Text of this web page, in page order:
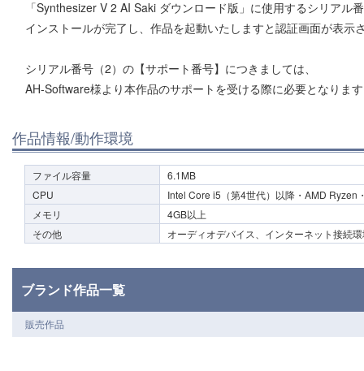
「Synthesizer V 2 AI Saki ダウンロード版」に使用するシリアル
インストールが完了し、作品を起動いたしますと認証画面が表示
シリアル番号（2）の【サポート番号】につきましては、
AH-Software様より本作品のサポートを受ける際に必要となりま
作品情報/動作環境
ファイル容量
6.1MB
CPU
Intel Core i5（第4世代）以降・AMD Ryzen
メモリ
4GB以上
その他
オーディオデバイス、インターネット接続
ブランド作品一覧
販売作品